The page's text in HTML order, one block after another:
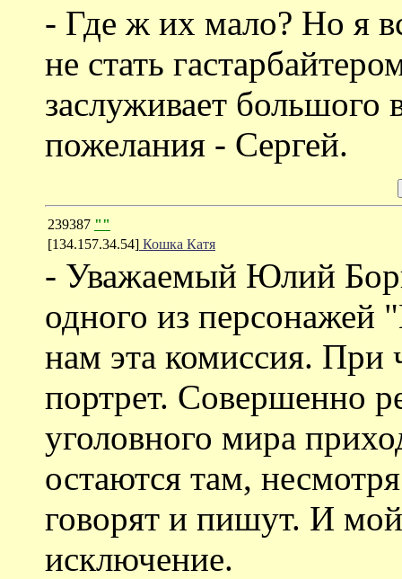
- Где ж их мало? Но я
не стать
заслуживает
пожелания - Сергей.
239387 ""
[134.157.34.54] Кошка Катя
- Уважаемый Юлий
одного из
нам эта комиссия. При
портрет. Совершенно
уголовного мира
остаются там,
говорят и пишут. И
исключение.